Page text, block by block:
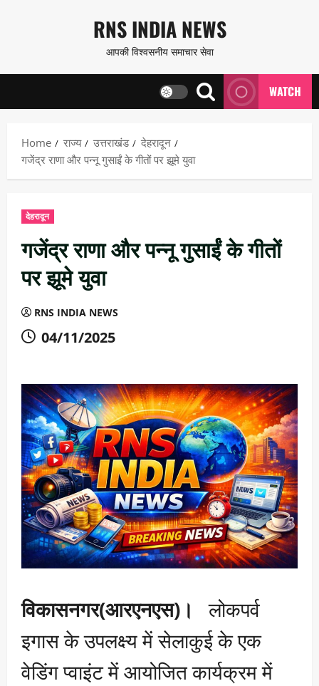
content
RNS INDIA NEWS
आपकी विश्वसनीय समाचार सेवा
WATCH
Home राज्य उत्तराखंड
देहरादून
गजेंद्र राणा और पन्नू गुसाईं के गीतों पर झूमे युवा
देहरादून
गजेंद्र राणा और पन्नू गुसाईं के गीतों
पर झूमे युवा
RNS INDIA NEWS
04/11/2025
विकासनगर(आरएनएस)।
लोकपर्व
इगास के उपलक्ष्य में सेलाकुई के एक
वेडिंग प्वाइंट में आयोजित कार्यक्रम में